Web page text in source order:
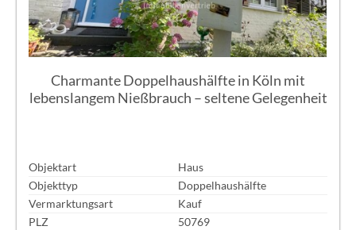
Charmante Doppelhaushälfte in Köln mit
lebenslangem Nießbrauch – seltene Gelegenheit
Objektart
Haus
Objekttyp
Doppelhaushälfte
Vermarktungsart
Kauf
PLZ
50769